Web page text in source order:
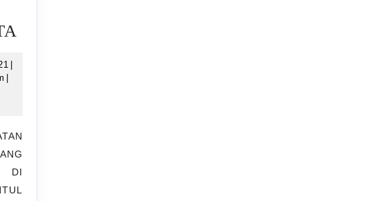
TERMURAH
DI
Gadingsari
BANTUL
September
13,
karyarawatankolam
DI